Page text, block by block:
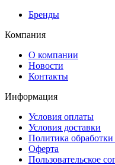
Бренды
Компания
О компании
Новости
Контакты
Информация
Условия оплаты
Условия доставки
Политика
Оферта
Пользовательское